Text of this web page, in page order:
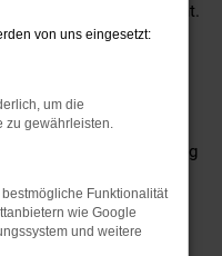
sind, ist wohlbekannt.
vielen Tests und
auf die Straßen von
vielfach
erster Linie auf junge
dabei auf erstklassige
zu Ihnen nach Coburg
ihre Arbeit auf.
Hinschauen und immer
und dem
in Coburg in einen
von uns eingesetzt:
um die
zu gewährleisten.
Funktionalität
wie Google
und weitere